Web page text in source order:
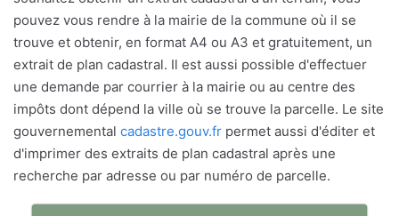
pouvez vous rendre à la mairie de la commune où il se
trouve et obtenir, en format A4 ou A3 et gratuitement, un
extrait de plan cadastral. Il est aussi possible d'effectuer
une demande par courrier à la mairie ou au centre des
impôts dont dépend la ville où se trouve la parcelle. Le site
gouvernemental cadastre.gouv.fr permet aussi d'éditer et
d'imprimer des extraits de plan cadastral après une
recherche par adresse ou par numéro de parcelle.